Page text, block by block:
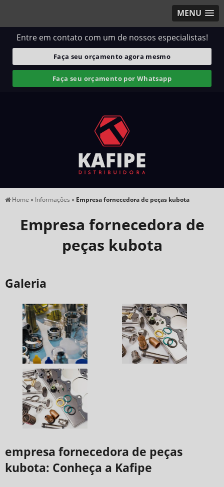
MENU
Entre em contato com um de nossos especialistas!
Faça seu orçamento agora mesmo
Faça seu orçamento por Whatsapp
Home » Informações » Empresa fornecedora de peças kubota
Empresa fornecedora de
peças kubota
Galeria
empresa fornecedora de peças
kubota: Conheça a Kafipe